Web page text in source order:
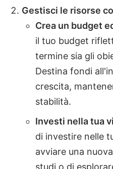
Gestisci le risorse
Crea un budget
il tuo budget
termine sia gli
Destina fondi
crescita,
stabilità.
Investi nella tua
di investire nelle
avviare una
studi o di